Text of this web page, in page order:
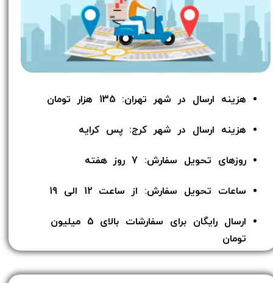
هزینه ارسال در شهر تهران: 135 هزار تومان
هزینه ارسال در شهر کرج: پس کرایه
روزهای تحویل سفارش: 7 روز هفته
ساعات تحویل سفارش: از ساعت 12 الی 19
ارسال رایگان برای سفارشات بالای 5 میلیون
تومان​​​​​​​